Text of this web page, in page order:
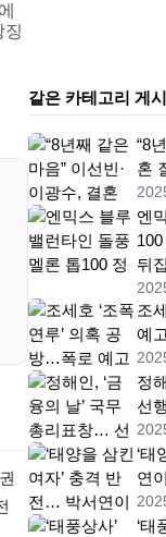
징
같은 카테고리 게
“8
혼
엔
뒤
조
예
정
선
‘태
연
‘태